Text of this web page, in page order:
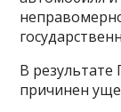
В
причинен